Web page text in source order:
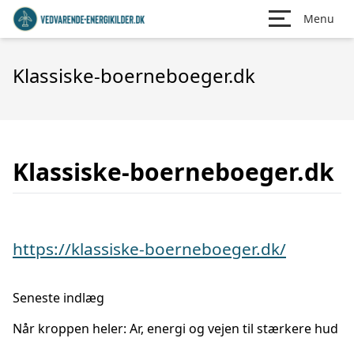
Menu
Klassiske-boerneboeger.dk
Klassiske-boerneboeger.dk
https://klassiske-boerneboeger.dk/
Seneste indlæg
Når kroppen heler: Ar, energi og vejen til stærkere hud